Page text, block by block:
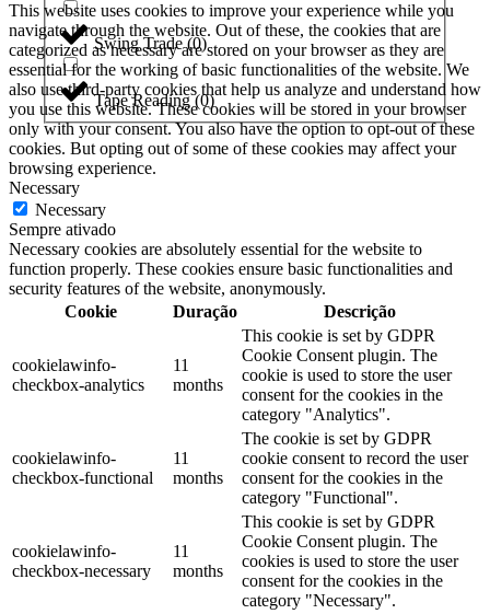
Swing Trade(0)
Tape Reading(0)
This website uses cookies to improve your experience while you
navigate through the website. Out of these, the cookies that are
categorized as necessary are stored on your browser as they are
essential for the working of basic functionalities of the website. We
also use third-party cookies that help us analyze and understand how
you use this website. These cookies will be stored in your browser
only with your consent. You also have the option to opt-out of these
cookies. But opting out of some of these cookies may affect your
browsing experience.
Necessary
Necessary
Sempre ativado
Necessary cookies are absolutely essential for the website to
function properly. These cookies ensure basic functionalities and
security features of the website, anonymously.
Cookie
Duração Descrição
cookielawinfo-
checkbox-analytics
11
months
This cookie is set by GDPR
Cookie Consent plugin. The
cookie is used to store the user
consent for the cookies in the
category "Analytics".
cookielawinfo-
checkbox-functional
11
months
The cookie is set by GDPR
cookie consent to record the user
consent for the cookies in the
category "Functional".
cookielawinfo-
checkbox-necessary
11
months
This cookie is set by GDPR
Cookie Consent plugin. The
cookies is used to store the user
consent for the cookies in the
category "Necessary".